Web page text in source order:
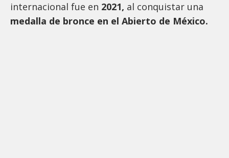
internacional fue en 2021, al conquistar una
medalla de bronce en el Abierto de México.